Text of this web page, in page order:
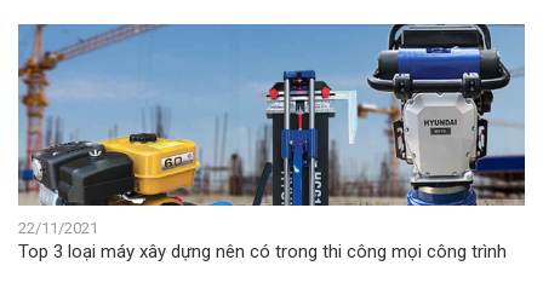
22/11/2021
Top 3 loại máy xây dựng nên có trong thi công mọi công trình